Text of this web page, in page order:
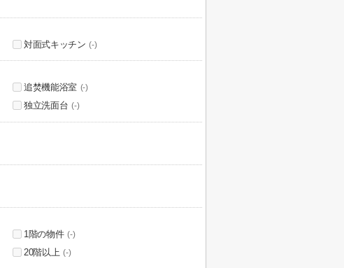
対面式キッチン (-)
追焚機能浴室 (-)
独立洗面台 (-)
1階の物件 (-)
20階以上 (-)